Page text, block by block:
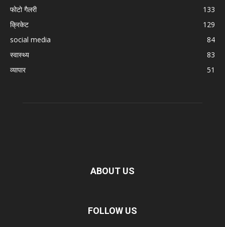
फोटो गैलरी
133
क्रिकेट
129
social media
84
स्वास्थ्य
83
व्यापार
51
ABOUT US
FOLLOW US